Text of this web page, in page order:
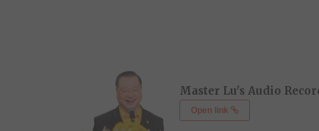
Master Lu's Audio
Open link